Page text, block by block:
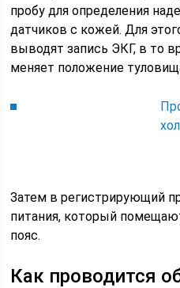
пробу для определения
датчиков с кожей. Для
выводят запись ЭКГ, в то
меняет положение
Затем в регистрирующий
питания, который
пояс.
Как проводится